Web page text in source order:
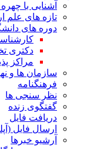
آشنایی با
تازه های علم
دوره های
دکتری
مراکز
سازمان ها و
فرهنگنامه
نظر سنجی ها
گفتگوی زنده
دریافت فایل
ارسال فایل
آرشیو خبرها